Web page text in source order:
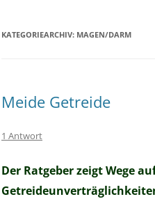
KATEGORIEARCHIV: MAGEN/DARM
Meide Getreide
1 Antwort
Der Ratgeber zeigt Wege